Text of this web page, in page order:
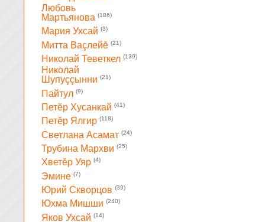
Любовь
Мартьянова (186)
Мария Ухсай (3)
Митта Ваçлейĕ (21)
Николай Теветкел (139)
Николай
Шупуççынни (21)
Пайтул (9)
Петĕр Хусанкай (41)
Петĕр Ялгир (118)
Светлана Асамат (24)
Трубина Мархви (25)
Хветĕр Уяр (4)
Эмине (7)
Юрий Скворцов (39)
Юхма Мишши (240)
Яков Ухсай (14)